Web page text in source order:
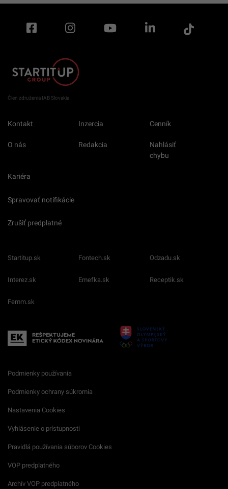
Člen združenia IAB Slovakia
Kontakt Inzercia Cenník
O nás Redakcia
Nahlásiť
chybu
Kariéra
Spravovať notifikácie
Zrušiť predplatné
Startitup.sk Fontech.sk Odzadu.sk
Interez.sk Emefka.sk Receptik.sk
Femm.sk
Podmienky používania
Podmienky ochrany súkromia
Nastavenia Cookies
Vyhlásenie o prístupnosti
Pravidlá používania súborov Cookies
VOP predplatného
Archív VOP predplatného